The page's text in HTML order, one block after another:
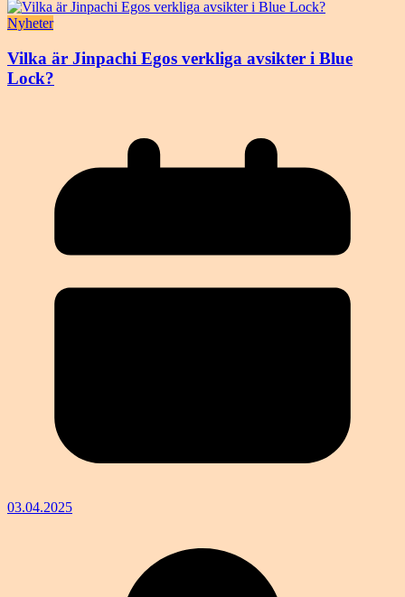
Nyheter
Vilka är Jinpachi Egos verkliga avsikter i Blue
Lock?
03.04.2025